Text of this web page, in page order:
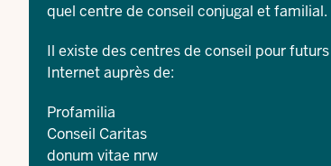
quel centre de conseil conjugal et familial.
Il existe des centres de conseil pour
Internet auprès de:
Profamilia
Conseil Caritas
donum vitae nrw